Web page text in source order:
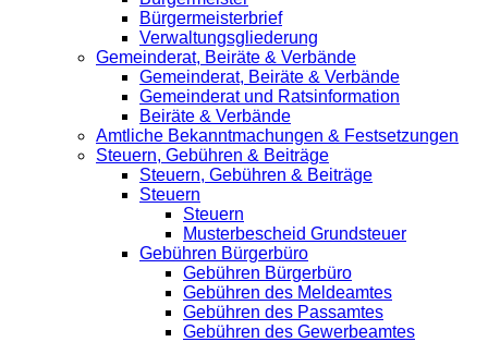
Bürgermeisterbrief
Verwaltungsgliederung
Gemeinderat, Beiräte & Verbände
Gemeinderat, Beiräte & Verbände
Gemeinderat und Ratsinformation
Beiräte & Verbände
Amtliche Bekanntmachungen & Festsetzungen
Steuern, Gebühren & Beiträge
Steuern, Gebühren & Beiträge
Steuern
Steuern
Musterbescheid Grundsteuer
Gebühren Bürgerbüro
Gebühren Bürgerbüro
Gebühren des Meldeamtes
Gebühren des Passamtes
Gebühren des Gewerbeamtes